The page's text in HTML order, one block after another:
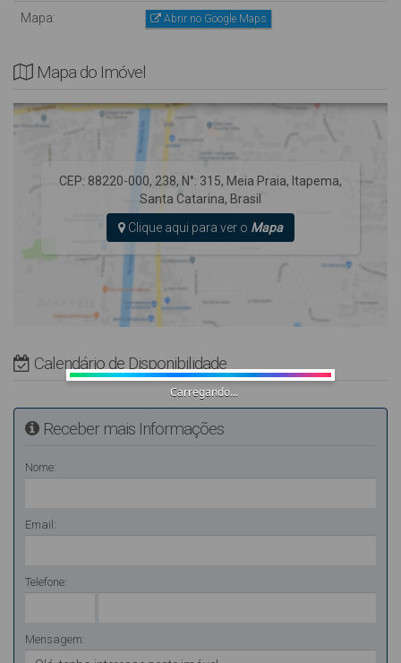
Mapa: Abrir no Google Maps
Mapa do Imóvel
CEP: 88220-000, 238, N°: 315, Meia Praia, Itapema,
Santa Catarina, Brasil
Clique aqui para ver o Mapa
Calendário de Disponibilidade
Receber mais Informações
Nome:
Email:
Telefone:
Mensagem:
Carregando...